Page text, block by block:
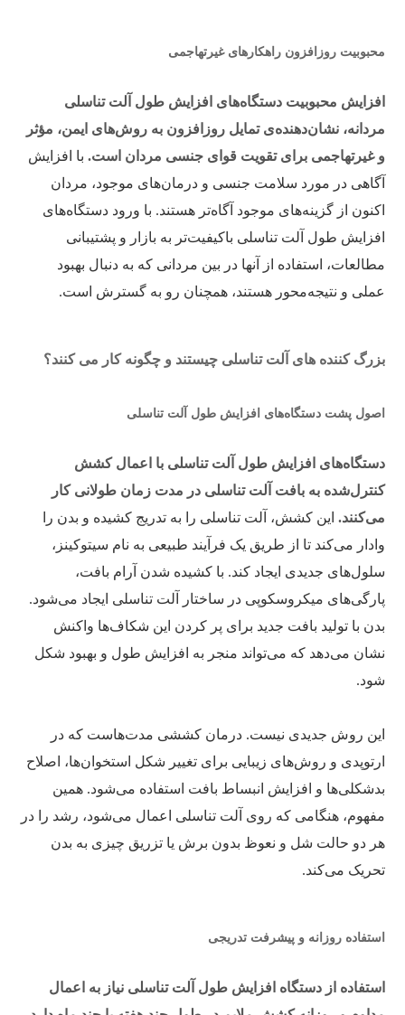
محبوبیت روزافزون راهکارهای غیرتهاجمی
افزایش محبوبیت دستگاه‌های افزایش طول آلت تناسلی
مردانه، نشان‌دهنده‌ی تمایل روزافزون به روش‌های ایمن، مؤثر
و غیرتهاجمی برای تقویت قوای جنسی مردان است. با افزایش
آگاهی در مورد سلامت جنسی و درمان‌های موجود، مردان
اکنون از گزینه‌های موجود آگاه‌تر هستند. با ورود دستگاه‌های
افزایش طول آلت تناسلی باکیفیت‌تر به بازار و پشتیبانی
مطالعات، استفاده از آنها در بین مردانی که به دنبال بهبود
عملی و نتیجه‌محور هستند، همچنان رو به گسترش است.
بزرگ کننده های آلت تناسلی چیستند و چگونه کار می کنند؟
اصول پشت دستگاه‌های افزایش طول آلت تناسلی
دستگاه‌های افزایش طول آلت تناسلی با اعمال کشش
کنترل‌شده به بافت آلت تناسلی در مدت زمان طولانی کار
می‌کنند. این کشش، آلت تناسلی را به تدریج کشیده و بدن را
وادار می‌کند تا از طریق یک فرآیند طبیعی به نام سیتوکینز،
سلول‌های جدیدی ایجاد کند. با کشیده شدن آرام بافت،
پارگی‌های میکروسکوپی در ساختار آلت تناسلی ایجاد می‌شود.
بدن با تولید بافت جدید برای پر کردن این شکاف‌ها واکنش
نشان می‌دهد که می‌تواند منجر به افزایش طول و بهبود شکل
شود.
این روش جدیدی نیست. درمان کششی مدت‌هاست که در
ارتوپدی و روش‌های زیبایی برای تغییر شکل استخوان‌ها، اصلاح
بدشکلی‌ها و افزایش انبساط بافت استفاده می‌شود. همین
مفهوم، هنگامی که روی آلت تناسلی اعمال می‌شود، رشد را در
هر دو حالت شل و نعوظ بدون برش یا تزریق چیزی به بدن
تحریک می‌کند.
استفاده روزانه و پیشرفت تدریجی
استفاده از دستگاه افزایش طول آلت تناسلی نیاز به اعمال